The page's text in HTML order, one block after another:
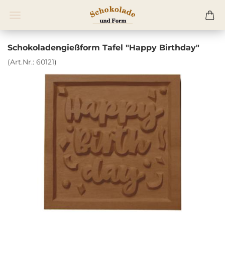
Schokoladengießform Tafel "Happy Birthday"
(Art.Nr.: 60121)